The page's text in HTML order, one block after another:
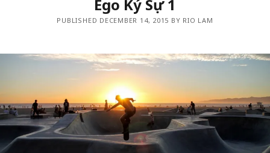
Ego Ký Sự 1
PUBLISHED DECEMBER 14, 2015 BY RIO LAM